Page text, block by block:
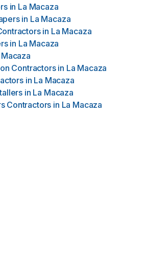
in La Macaza
in La Macaza
in La Macaza
in La Macaza
Contractors in La Macaza
in La Macaza
in La Macaza
Contractors in La Macaza